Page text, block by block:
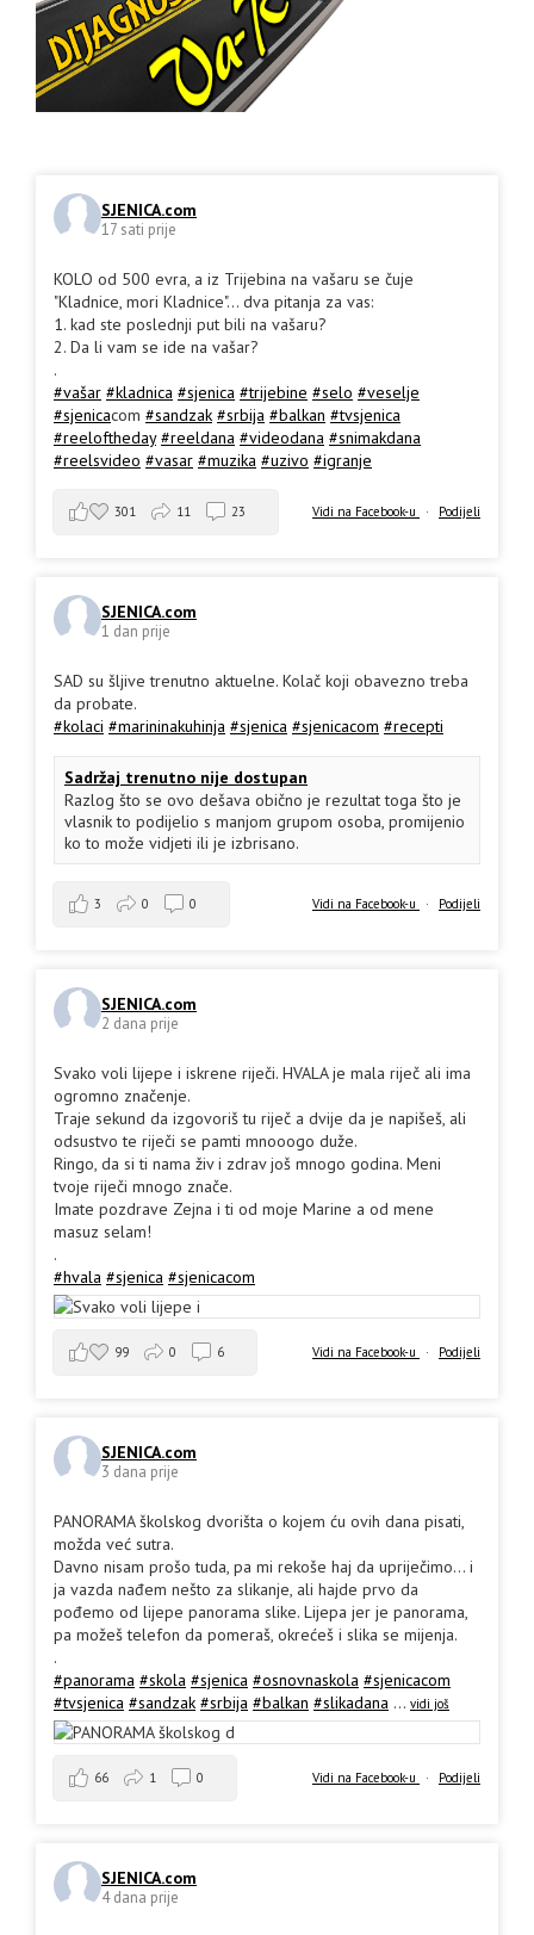
SJENICA.com
17 sati prije
KOLO od 500 evra, a iz Trijebina na vašaru se čuje
"Kladnice, mori Kladnice"... dva pitanja za vas:
1. kad ste poslednji put bili na vašaru?
2. Da li vam se ide na vašar?
.
#vašar #kladnica #sjenica #trijebine #selo #veselje
#sjenicacom #sandzak #srbija #balkan #tvsjenica
#reeloftheday #reeldana #videodana #snimakdana
#reelsvideo #vasar #muzika #uzivo #igranje
Vidi na Facebook-u · Podijeli
301 11 23
SJENICA.com
1 dan prije
SAD su šljive trenutno aktuelne. Kolač koji obavezno treba
da probate.
#kolaci #marininakuhinja #sjenica #sjenicacom #recepti
Sadržaj trenutno nije dostupan
Razlog što se ovo dešava obično je rezultat toga što je
vlasnik to podijelio s manjom grupom osoba, promijenio
ko to može vidjeti ili je izbrisano.
Vidi na Facebook-u · Podijeli
3 0 0
SJENICA.com
2 dana prije
Svako voli lijepe i iskrene riječi. HVALA je mala riječ ali ima
ogromno značenje.
Traje sekund da izgovoriš tu riječ a dvije da je napišeš, ali
odsustvo te riječi se pamti mnooogo duže.
Ringo, da si ti nama živ i zdrav još mnogo godina. Meni
tvoje riječi mnogo znače.
Imate pozdrave Zejna i ti od moje Marine a od mene
masuz selam!
.
#hvala #sjenica #sjenicacom
Vidi na Facebook-u · Podijeli
99 0 6
SJENICA.com
3 dana prije
PANORAMA školskog dvorišta o kojem ću ovih dana pisati,
možda već sutra.
Davno nisam prošo tuda, pa mi rekoše haj da upriječimo... i
ja vazda nađem nešto za slikanje, ali hajde prvo da
pođemo od lijepe panorama slike. Lijepa jer je panorama,
pa možeš telefon da pomeraš, okrećeš i slika se mijenja.
.
#panorama #skola #sjenica #osnovnaskola #sjenicacom
#tvsjenica #sandzak #srbija #balkan #slikadana ... vidi još
Vidi na Facebook-u · Podijeli
66 1 0
SJENICA.com
4 dana prije